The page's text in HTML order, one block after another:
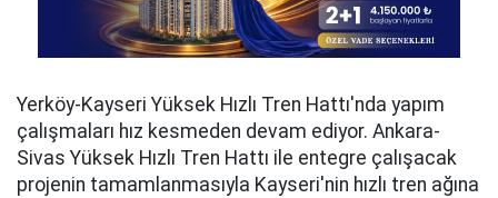
Yerköy-Kayseri Yüksek Hızlı Tren Hattı'nda yapım
çalışmaları hız kesmeden devam ediyor. Ankara-
Sivas Yüksek Hızlı Tren Hattı ile entegre çalışacak
projenin tamamlanmasıyla Kayseri'nin hızlı tren ağına